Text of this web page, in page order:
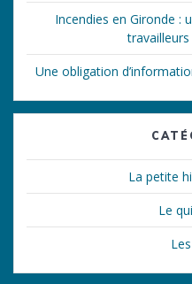
Incendies en Gironde :
Une obligation
La petite
Le